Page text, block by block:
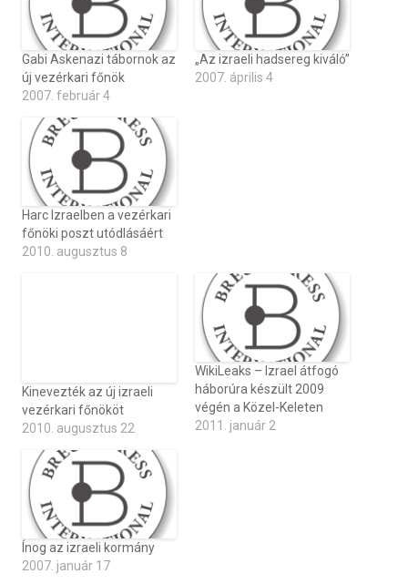
Gabi Askenazi tábornok az
új vezérkari főnök
2007. február 4
„Az izraeli hadsereg kiváló”
2007. április 4
Harc Izraelben a vezérkari
főnöki poszt utódlásáért
2010. augusztus 8
Kinevezték az új izraeli
vezérkari főnököt
2010. augusztus 22
WikiLeaks – Izrael átfogó
háborúra készült 2009
végén a Közel-Keleten
2011. január 2
Ínog az izraeli kormány
2007. január 17